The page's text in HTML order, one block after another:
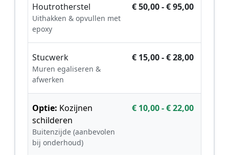
Houtrotherstel
Uithakken & opvullen met
epoxy
€ 50,00 - € 95,00
Stucwerk
Muren egaliseren &
afwerken
€ 15,00 - € 28,00
Optie: Kozijnen
schilderen
Buitenzijde (aanbevolen
bij onderhoud)
€ 10,00 - € 22,00